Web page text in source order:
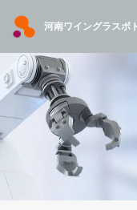
河南ワイングラスボ